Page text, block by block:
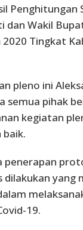
Penghitungan
dan Wakil
Tingkat
pleno ini
semua pihak
kegiatan
baik.
penerapan
yang
19.